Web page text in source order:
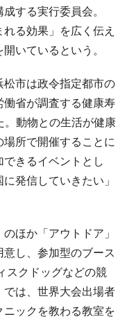
する実行委員会。
る効果」を広く伝え
いているという。
市は政令指定都市の
省が調査する健康寿
。動物との生活が健康
所で開催することに
きるイベントとし
発信していきたい」
ほか「アウトドア」
意し、参加型のブース
スクドッグなどの競
は、世界大会出場者
ックを教わる教室を